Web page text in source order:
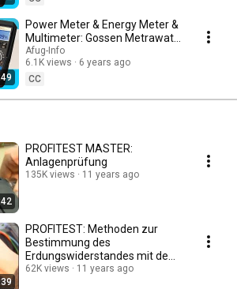
Power Meter & Energy Meter &
Multimeter: Gossen Metrawatt
Metrahit Energy |
Measurements & Review
Afug-Info
6.1K views
6 years ago
CC
PROFITEST MASTER:
Anlagenprüfung
135K views 11 years ago
PROFITEST: Methoden zur
Bestimmung des
Erdungswiderstandes mit dem
PROFITEST MXTRA / MPRO
62K views 11 years ago